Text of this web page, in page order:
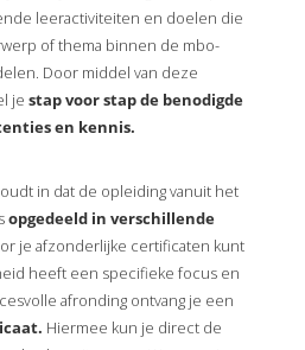
leeractiviteiten en doelen die
of thema binnen de mbo-
Door middel van deze
je stap voor stap de benodigde
en kennis.
in dat de opleiding vanuit het
opgedeeld in verschillende
je afzonderlijke certificaten kunt
heeft een specifieke focus en
afronding ontvang je een
Hiermee kun je direct de